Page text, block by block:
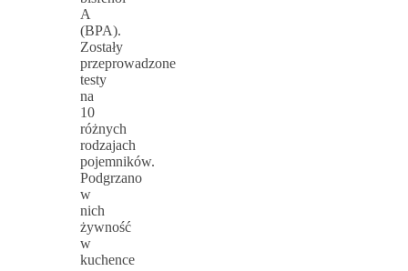
A
(BPA).
Zostały
przeprowadzone
testy
na
10
różnych
rodzajach
pojemników.
Podgrzano
w
nich
żywność
w
kuchence